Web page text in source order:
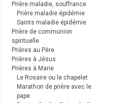
Prière maladie, souffrance
Prière maladie épidémie
Saints maladie épidémie
Prière de communion
spirituelle
Prières au Père
Prières à Jésus
Prières à Marie
Le Rosaire ou le chapelet
Marathon de prière avec le
pape